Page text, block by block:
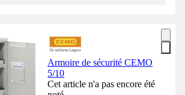
Armoire de sécurité CEMO
5/10
Cet article n'a pas encore été